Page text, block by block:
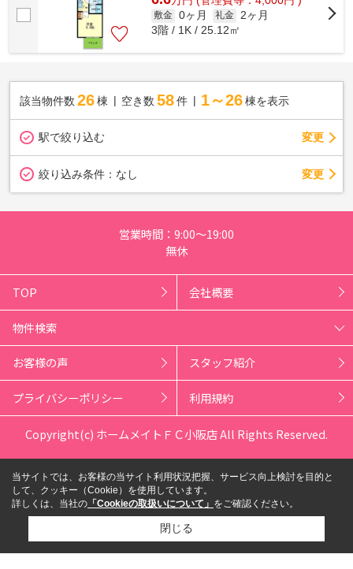
敷金 0ヶ月 礼金 2ヶ月
3階 / 1K / 25.12㎡
該当物件数 26棟 空き数 58 件 1～26 棟を表示
駅で絞り込む 変更
絞り込み条件： なし 変更
営業時間：9:00～19:00
無休
TOP 会社概要
物件検索
お客様の声 スタッフ紹介
プライバシーポリシー 利用規約
Copyright(c) ホームメイトＦＣ小阪店 All Rights Reserved.
当サイトでは、お客様の当サイト利用状況把握、サービス向上検討を目的と
して、クッキー（Cookie）を使用しています。
詳しくは、当社の 「Cookieの取扱いについて」 をご確認ください。
閉じる